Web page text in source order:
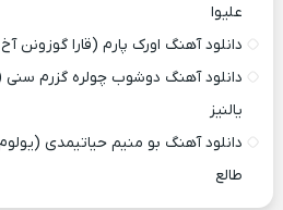
علیوا
دانلود آهنگ اورک پارم (قارا گوزونن
دانلود آهنگ دوشوب چولره گزرم
یالنیز
دانلود آهنگ بو منیم حیاتیمدی
طالع